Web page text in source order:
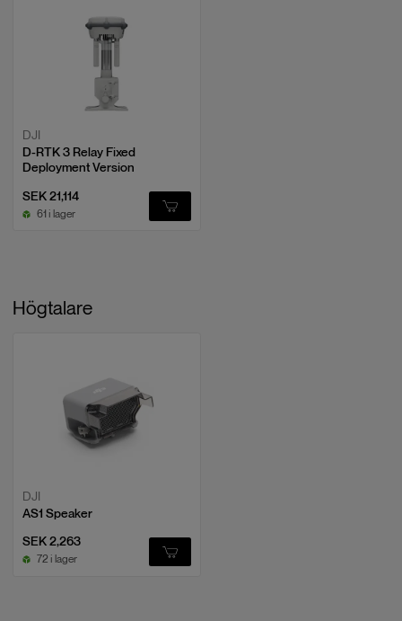
DJI
D-RTK 3 Relay Fixed
Deployment Version
SEK 21,114
61 i lager
Högtalare
DJI
AS1 Speaker
SEK 2,263
72 i lager